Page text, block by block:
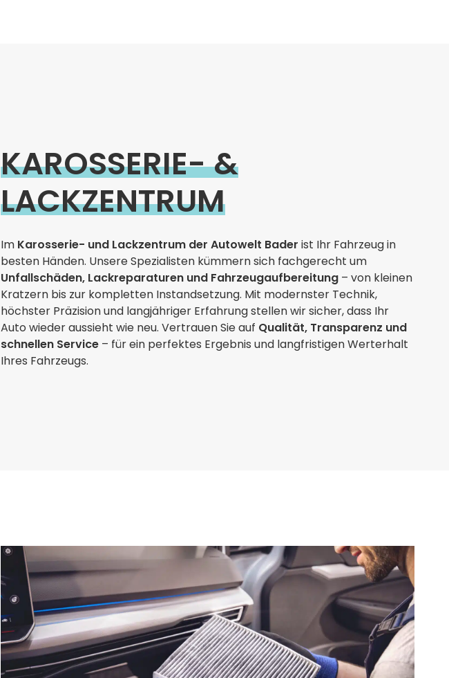
KAROSSERIE- &
LACKZENTRUM
Im Karosserie- und Lackzentrum der Autowelt Bader ist Ihr Fahrzeug in
besten Händen. Unsere Spezialisten kümmern sich fachgerecht um
Unfallschäden, Lackreparaturen und Fahrzeugaufbereitung– von kleinen
Kratzern bis zur kompletten Instandsetzung. Mit modernster Technik,
höchster Präzision und langjähriger Erfahrung stellen wir sicher, dass Ihr
Auto wieder aussieht wie neu. Vertrauen Sie auf Qualität, Transparenz und
schnellen Service– für ein perfektes Ergebnis und langfristigen Werterhalt
Ihres Fahrzeugs.